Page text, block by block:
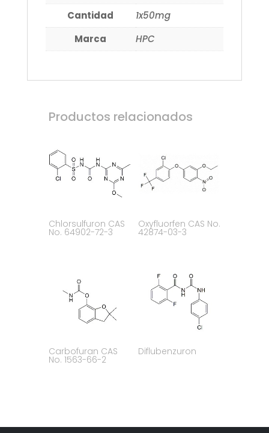
Cantidad
1x50mg
Marca
HPC
Productos relacionados
Chlorsulfuron CAS
No. 64902-72-3
Oxyfluorfen CAS No.
42874-03-3
Carbofuran CAS
No. 1563-66-2
Diflubenzuron